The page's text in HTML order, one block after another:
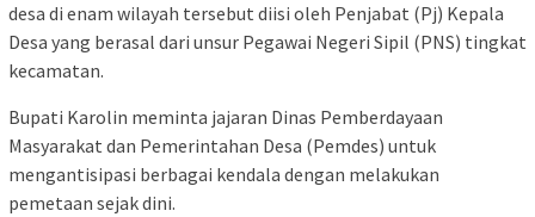
desa di enam wilayah tersebut diisi oleh Penjabat (Pj) Kepala
Desa yang berasal dari unsur Pegawai Negeri Sipil (PNS) tingkat
kecamatan.
Bupati Karolin meminta jajaran Dinas Pemberdayaan
Masyarakat dan Pemerintahan Desa (Pemdes) untuk
mengantisipasi berbagai kendala dengan melakukan
pemetaan sejak dini.